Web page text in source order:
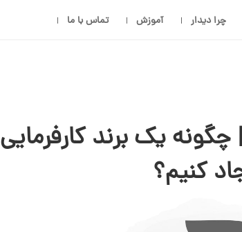
چرا دیدار آموزش تماس با ما
یک برند کارفرمایی
کنیم؟